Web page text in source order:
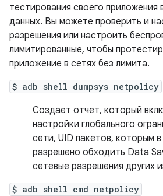
тестирования своего приложения
данных. Вы можете проверить и
разрешения или настроить
лимитированные, чтобы
приложение в сетях без лимита.
$ adb shell dumpsys netpolicy
Создает отчет, который
настройки глобального
сети, UID пакетов, которым
разрешено обходить Data
сетевые разрешения других
$ adb shell cmd netpolicy